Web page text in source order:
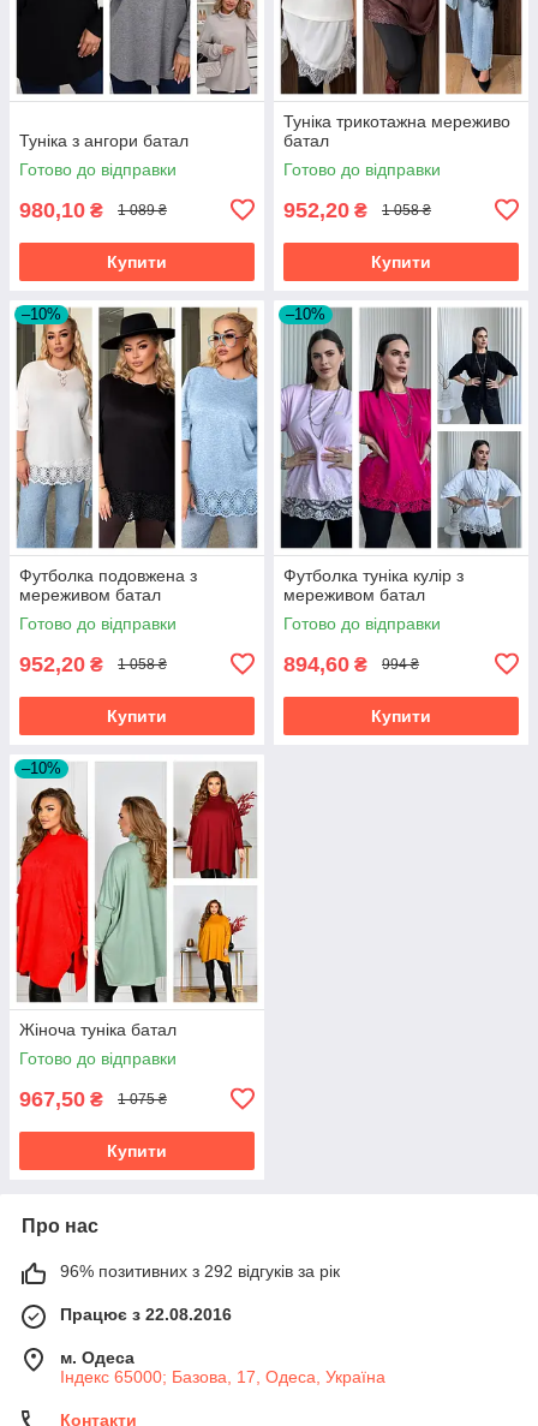
Туніка з ангори батал
Готово до відправки
980,10 ₴ 1 089 ₴
Купити
Туніка трикотажна мереживо
батал
Готово до відправки
952,20 ₴ 1 058 ₴
Купити
–10%
Футболка подовжена з
мереживом батал
Готово до відправки
952,20 ₴ 1 058 ₴
Купити
–10%
Футболка туніка кулір з
мереживом батал
Готово до відправки
894,60 ₴ 994 ₴
Купити
–10%
Жіноча туніка батал
Готово до відправки
967,50 ₴ 1 075 ₴
Купити
Про нас
96% позитивних з 292 відгуків за рік
Працює з 22.08.2016
м. Одеса
Індекс 65000; Базова, 17, Одеса, Україна
Контакти